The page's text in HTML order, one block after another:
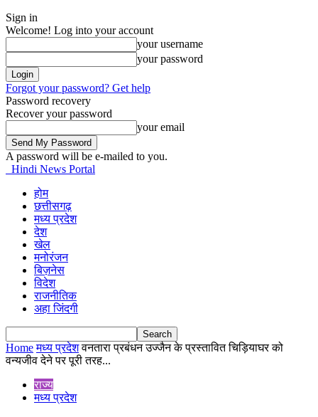
Sign in
Welcome! Log into your account
your username
your password
Forgot your password? Get help
Password recovery
Recover your password
your email
A password will be e-mailed to you.
Hindi News Portal
होम
छत्तीसगढ़
मध्य प्रदेश
देश
खेल
मनोरंजन
बिज़नेस
विदेश
राजनीतिक
अहा जिंदगी
Home मध्य प्रदेश वनतारा प्रबंधन उज्जैन के प्रस्तावित चिड़ियाघर को
वन्यजीव देने पर पूरी तरह...
राज्य
मध्य प्रदेश